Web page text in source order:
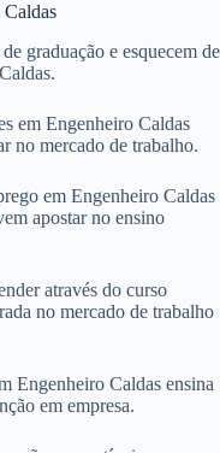
graduação e esquecem de
em Engenheiro Caldas
no mercado de trabalho.
em Engenheiro Caldas
apostar no ensino
através do curso
no mercado de trabalho
Engenheiro Caldas ensina
em empresa.